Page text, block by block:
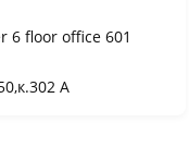
6 floor office 601
А